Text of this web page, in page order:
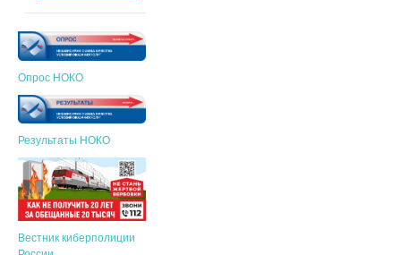
Опрос НОКО
Результаты НОКО
Вестник киберполиции